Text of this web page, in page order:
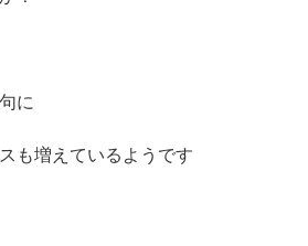
に
も増えているようです